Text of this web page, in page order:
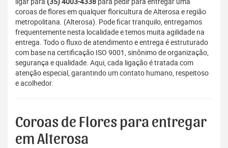
coroas de flores em qualquer floricultura de Alterosa e região
metropolitana. (Alterosa). Pode ficar tranquilo, entregamos
frequentemente nesta localidade e temos muita agilidade na
entrega. Todo o fluxo de atendimento e entrega é estruturado
com base na certificação ISO 9001, sinônimo de organização,
segurança e qualidade. Aqui, cada ligação é tratada com
atenção especial, garantindo um contato humano, respeitoso
e acolhedor.
Coroas de Flores para entregar
em Alterosa